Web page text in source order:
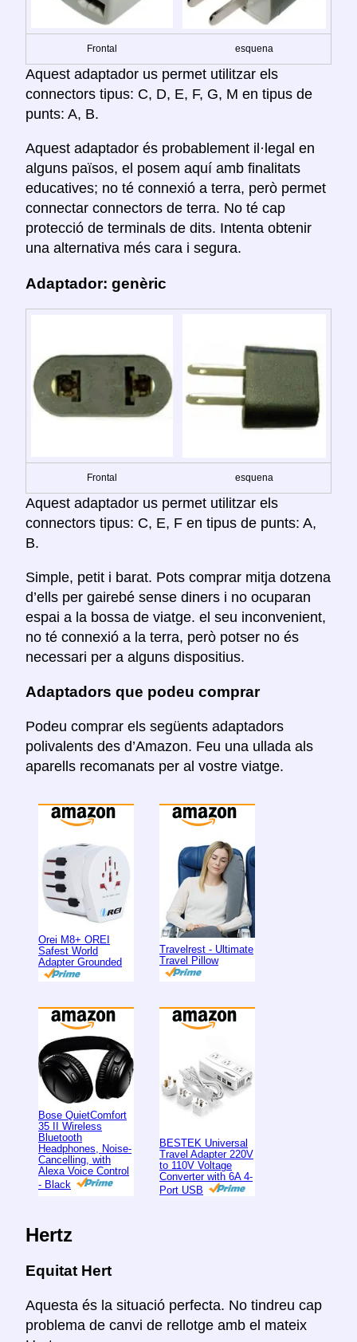
Frontal esquena
Aquest adaptador us permet utilitzar els
connectors tipus: C, D, E, F, G, M en tipus de
punts: A, B.
Aquest adaptador és probablement il·legal en
alguns països, el posem aquí amb finalitats
educatives; no té connexió a terra, però permet
connectar connectors de terra. No té cap
protecció de terminals de dits. Intenta obtenir
una alternativa més cara i segura.
Adaptador: genèric
Frontal esquena
Aquest adaptador us permet utilitzar els
connectors tipus: C, E, F en tipus de punts: A,
B.
Simple, petit i barat. Pots comprar mitja dotzena
d’ells per gairebé sense diners i no ocuparan
espai a la bossa de viatge. el seu inconvenient,
no té connexió a la terra, però potser no és
necessari per a alguns dispositius.
Adaptadors que podeu comprar
Podeu comprar els següents adaptadors
polivalents des d’Amazon. Feu una ullada als
aparells recomanats per al vostre viatge.
Orei M8+ OREI
Safest World
Adapter Grounded
Travelrest - Ultimate
Travel Pillow
Bose QuietComfort
35 II Wireless
Bluetooth
Headphones, Noise-
Cancelling, with
Alexa Voice Control
- Black
BESTEK Universal
Travel Adapter 220V
to 110V Voltage
Converter with 6A 4-
Port USB
Hertz
Equitat Hert
Aquesta és la situació perfecta. No tindreu cap
problema de canvi de rellotge amb el mateix